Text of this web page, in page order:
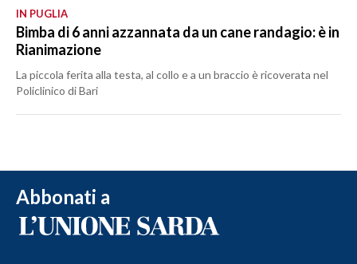
IN PUGLIA
Bimba di 6 anni azzannata da un cane randagio: è in
Rianimazione
La piccola ferita alla testa, al collo e a un braccio è ricoverata nel
Policlinico di Bari
Abbonati a